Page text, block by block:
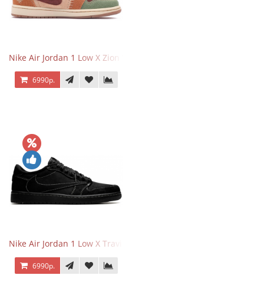
Nike Air Jordan 1 Low X Zion Williamson Voodoo
6990р.
Nike Air Jordan 1 Low X Travis Scott Black Phantom
6990р.